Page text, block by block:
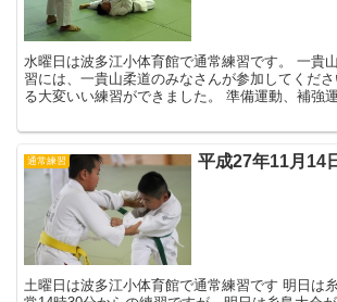
水曜日は波多江小体育館で通常練習です。 一貴山柔道さん 今日の練
習には、一貴山柔道のみなさんが参加してくださいま
る大変いい練習ができました。 準備運動、補強運動、寝技、打ち込
通常練習 平成27年11月14
土曜日は波多江小体育館で通常練習です 明日は糸島大会